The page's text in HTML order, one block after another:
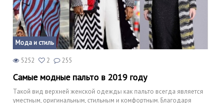
Мода и стиль
5252 2 255
Самые модные пальто в 2019 году
Такой вид верхней женской одежды как пальто всегда является
уместным, оригинальным, стильным и комфортным. Благодаря